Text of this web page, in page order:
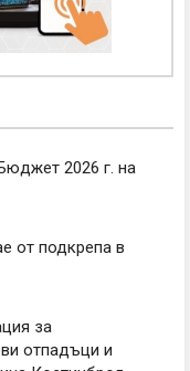
2026 г. на
от подкрепа в
за
отпадъци и